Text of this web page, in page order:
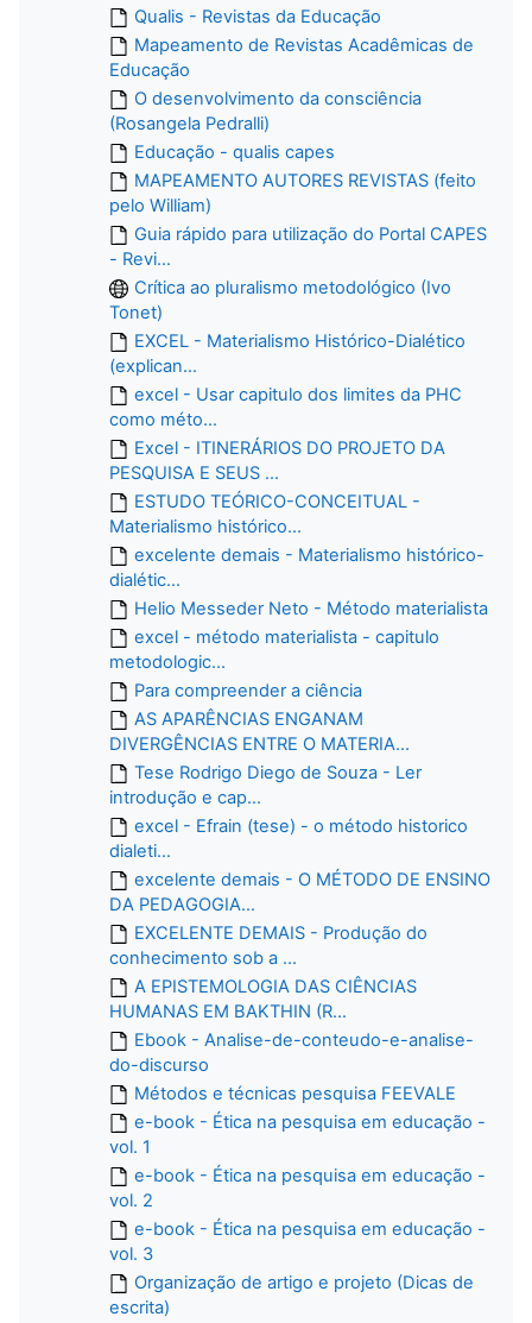
Qualis - Revistas da Educação
Mapeamento de Revistas Acadêmicas de
Educação
O desenvolvimento da consciência
(Rosangela Pedralli)
Educação - qualis capes
MAPEAMENTO AUTORES REVISTAS (feito
pelo William)
Guia rápido para utilização do Portal CAPES
- Revi...
Crítica ao pluralismo metodológico (Ivo
Tonet)
EXCEL - Materialismo Histórico-Dialético
(explican...
excel - Usar capitulo dos limites da PHC
como méto...
Excel - ITINERÁRIOS DO PROJETO DA
PESQUISA E SEUS ...
ESTUDO TEÓRICO-CONCEITUAL -
Materialismo histórico...
excelente demais - Materialismo histórico-
dialétic...
Helio Messeder Neto - Método materialista
excel - método materialista - capitulo
metodologic...
Para compreender a ciência
AS APARÊNCIAS ENGANAM
DIVERGÊNCIAS ENTRE O MATERIA...
Tese Rodrigo Diego de Souza - Ler
introdução e cap...
excel - Efrain (tese) - o método historico
dialeti...
excelente demais - O MÉTODO DE ENSINO
DA PEDAGOGIA...
EXCELENTE DEMAIS - Produção do
conhecimento sob a ...
A EPISTEMOLOGIA DAS CIÊNCIAS
HUMANAS EM BAKTHIN (R...
Ebook - Analise-de-conteudo-e-analise-
do-discurso
Métodos e técnicas pesquisa FEEVALE
e-book - Ética na pesquisa em educação -
vol. 1
e-book - Ética na pesquisa em educação -
vol. 2
e-book - Ética na pesquisa em educação -
vol. 3
Organização de artigo e projeto (Dicas de
escrita)